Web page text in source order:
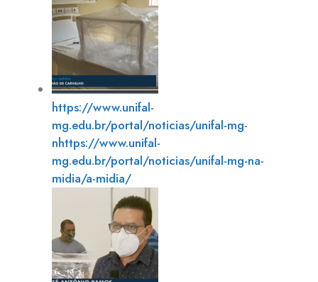
https://www.unifal-
mg.edu.br/portal/noticias/unifal-mg-
nhttps://www.unifal-
mg.edu.br/portal/noticias/unifal-mg-na-
midia/a-midia/